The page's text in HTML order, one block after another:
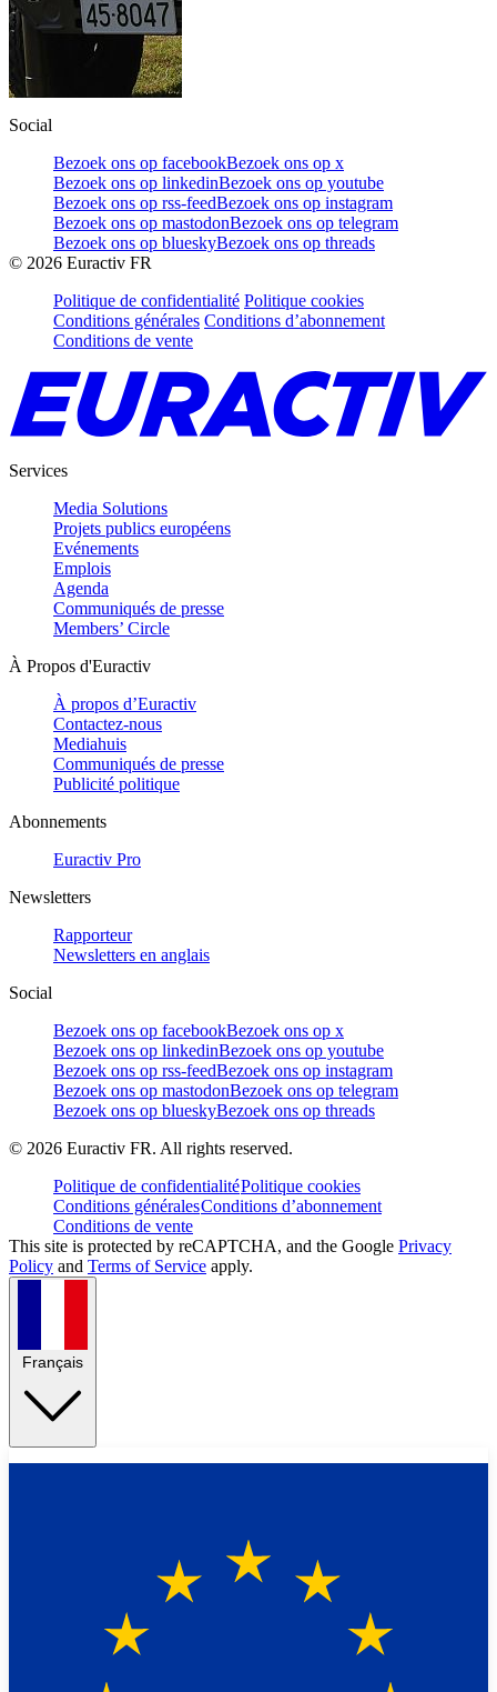
Social
Bezoek ons op facebookBezoek ons op x
Bezoek ons op linkedinBezoek ons op youtube
Bezoek ons op rss-feedBezoek ons op instagram
Bezoek ons op mastodonBezoek ons op telegram
Bezoek ons op blueskyBezoek ons op threads
© 2026 Euractiv FR
Politique de confidentialité Politique cookies
Conditions générales Conditions d’abonnement
Conditions de vente
Services
Media Solutions
Projets publics européens
Evénements
Emplois
Agenda
Communiqués de presse
Members’ Circle
À Propos d'Euractiv
À propos d’Euractiv
Contactez-nous
Mediahuis
Communiqués de presse
Publicité politique
Abonnements
Euractiv Pro
Newsletters
Rapporteur
Newsletters en anglais
Social
Bezoek ons op facebookBezoek ons op x
Bezoek ons op linkedinBezoek ons op youtube
Bezoek ons op rss-feedBezoek ons op instagram
Bezoek ons op mastodonBezoek ons op telegram
Bezoek ons op blueskyBezoek ons op threads
© 2026 Euractiv FR. All rights reserved.
Politique de confidentialitéPolitique cookies
Conditions généralesConditions d’abonnement
Conditions de vente
This site is protected by reCAPTCHA, and the Google Privacy
Policy and Terms of Service apply.
Français